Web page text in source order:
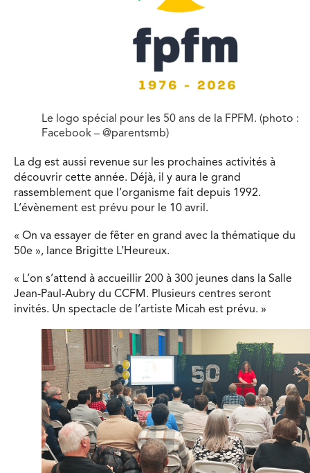
Le logo spécial pour les 50 ans de la FPFM. (photo :
Facebook – @parentsmb)
La dg est aussi revenue sur les prochaines activités à
découvrir cette année. Déjà, il y aura le grand
rassemblement que l’organisme fait depuis 1992.
L’évènement est prévu pour le 10 avril.
« On va essayer de fêter en grand avec la thématique du
50e », lance Brigitte L’Heureux.
« L’on s’attend à accueillir 200 à 300 jeunes dans la Salle
Jean-Paul-Aubry du CCFM. Plusieurs centres seront
invités. Un spectacle de l’artiste Micah est prévu. »